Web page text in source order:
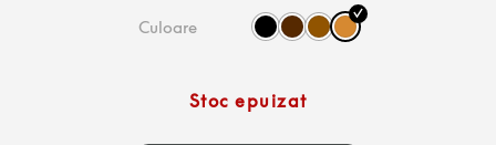
Culoare
Stoc epuizat